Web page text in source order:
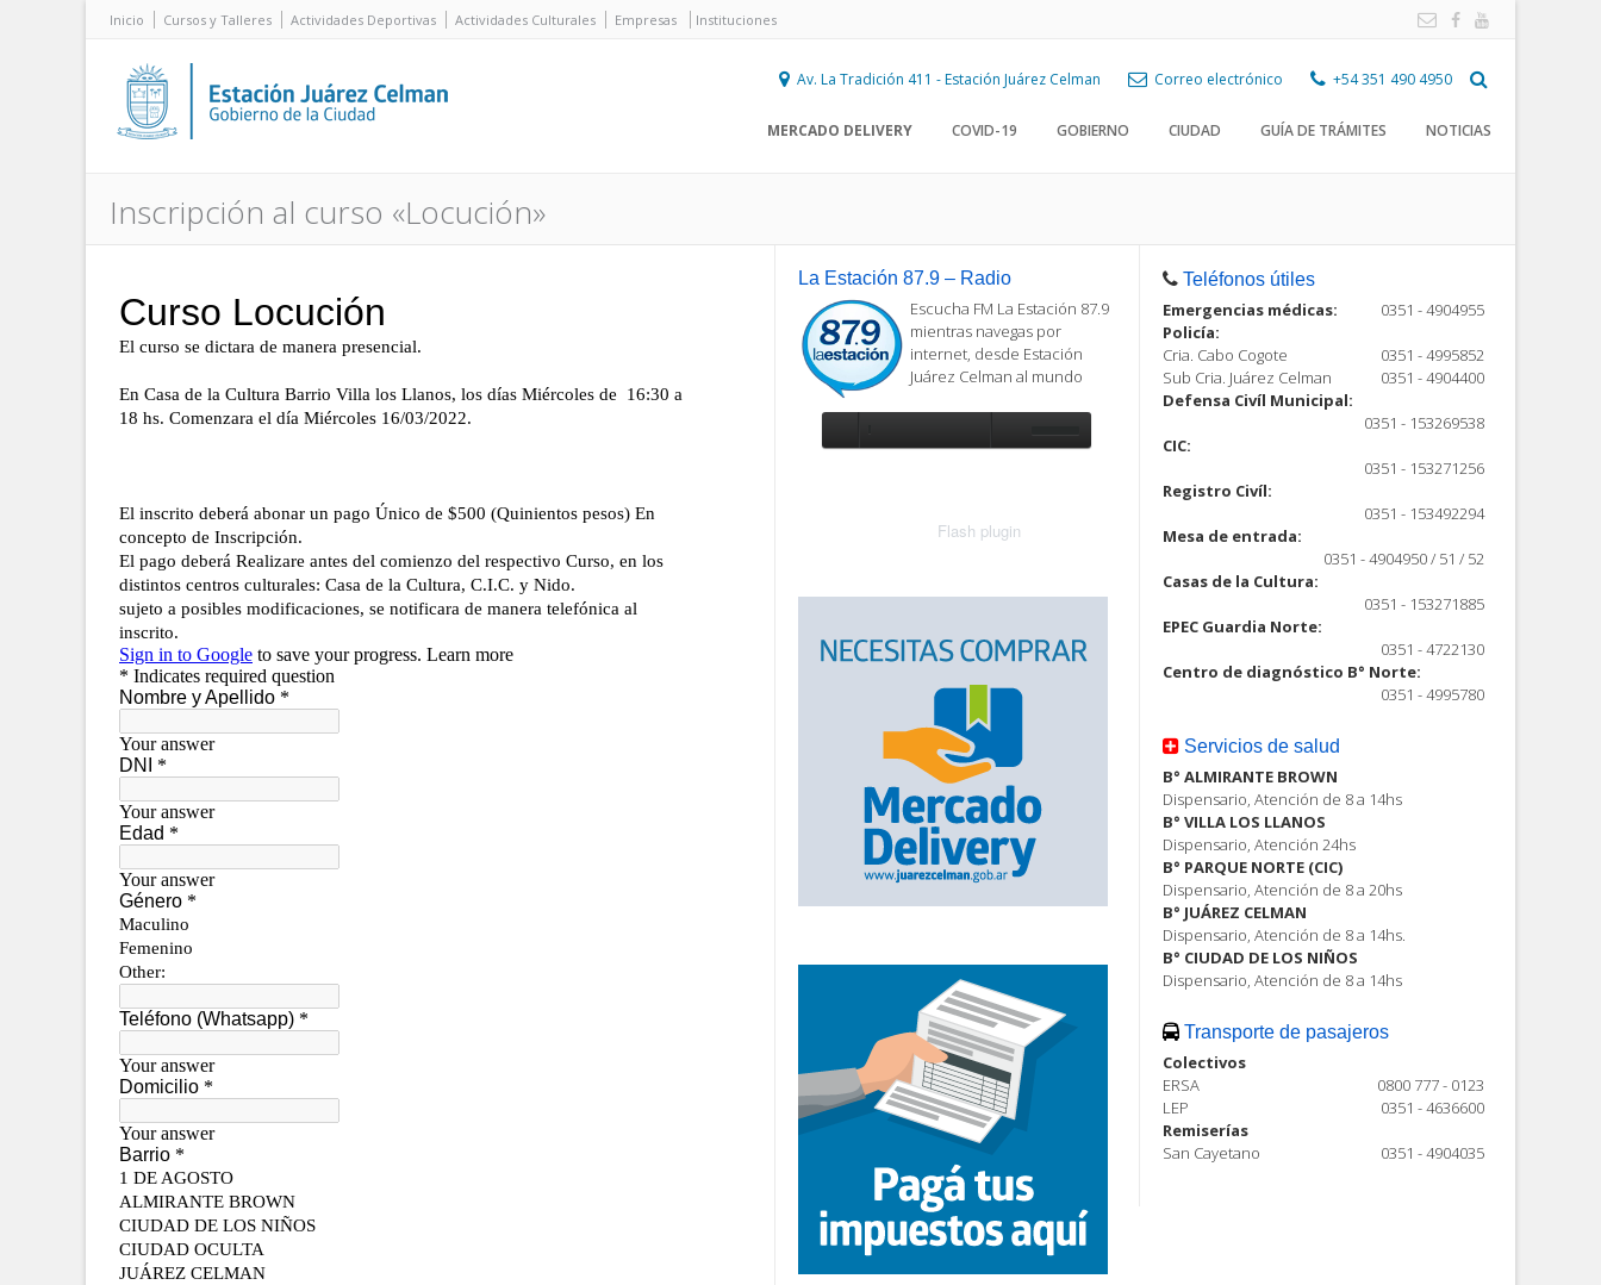
Inicio Cursos y Talleres Actividades Deportivas Actividades Culturales Empresas Instituciones
Av. La Tradición 411 - Estación Juárez Celman Correo electrónico +54 351 490 4950
MERCADO DELIVERY COVID-19 GOBIERNO CIUDAD GUÍA DE TRÁMITES NOTICIAS
Inscripción al curso «Locución»
La Estación 87.9 – Radio
Escucha FM La Estación 87.9
mientras navegas por
internet, desde Estación
Juárez Celman al mundo
Flash plugin
Teléfonos útiles
Emergencias médicas:
0351 - 4904955
Policía:
Cria. Cabo Cogote
0351 - 4995852
Sub Cria. Juárez Celman
0351 - 4904400
Defensa Civíl Municipal:
0351 - 153269538
CIC:
0351 - 153271256
Registro Civíl:
0351 - 153492294
Mesa de entrada:
0351 - 4904950 / 51 / 52
Casas de la Cultura:
0351 - 153271885
EPEC Guardia Norte:
0351 - 4722130
Centro de diagnóstico B° Norte:
0351 - 4995780
Servicios de salud
B° ALMIRANTE BROWN
Dispensario, Atención de 8 a 14hs
B° VILLA LOS LLANOS
Dispensario, Atención 24hs
B° PARQUE NORTE (CIC)
Dispensario, Atención de 8 a 20hs
B° JUÁREZ CELMAN
Dispensario, Atención de 8 a 14hs.
B° CIUDAD DE LOS NIÑOS
Dispensario, Atención de 8 a 14hs
Transporte de pasajeros
Colectivos
ERSA
0800 777 - 0123
LEP
0351 - 4636600
Remiserías
San Cayetano
0351 - 4904035